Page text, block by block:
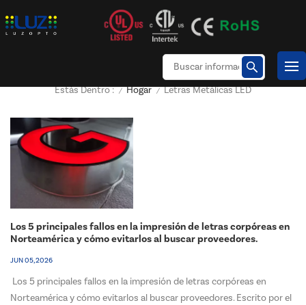
Estás Dentro : / Hogar / Letras Metálicas LED
Los 5 principales fallos en la impresión de letras corpóreas en
Norteamérica y cómo evitarlos al buscar proveedores.
JUN 05, 2026
Los 5 principales fallos en la impresión de letras corpóreas en
Norteamérica y cómo evitarlos al buscar proveedores. Escrito por el